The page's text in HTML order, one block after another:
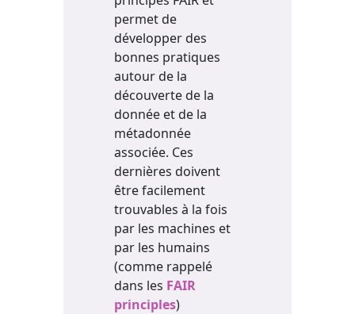
permet de
développer des
bonnes pratiques
autour de la
découverte de la
donnée et de la
métadonnée
associée. Ces
dernières doivent
être facilement
trouvables à la fois
par les machines et
par les humains
(comme rappelé
dans les FAIR
principles)